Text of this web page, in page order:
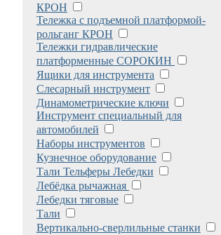
КРОН
Тележка с подъемной платформой-
рольганг КРОН
Тележки гидравлические
платформенные СОРОКИН
Ящики для инструмента
Слесарный инструмент
Динамометрические ключи
Инструмент специальный для
автомобилей
Наборы инструментов
Кузнечное оборудование
Тали Тельферы Лебедки
Лебёдка рычажная
Лебедки тяговые
Тали
Вертикально-сверлильные станки